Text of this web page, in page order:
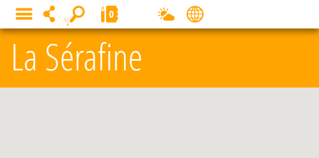
La Sérafine
MENU 0
Panneau de gestion des cookies